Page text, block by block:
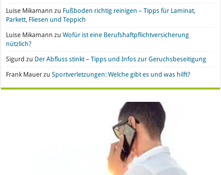
Luise Mikamann zu Fußboden richtig reinigen – Tipps für Laminat,
Parkett, Fliesen und Teppich
Luise Mikamann zuWofür ist eine Berufshaftpflichtversicherung
nützlich?
Sigurd zu Der Abfluss stinkt – Tipps und Infos zur Geruchsbeseitigung
Frank Mauer zuSportverletzungen: Welche gibt es und was hilft?